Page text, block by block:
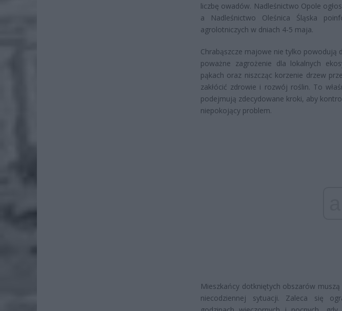
liczbę owadów. Nadleśnictwo Opole
a Nadleśnictwo Oleśnica Śląska
agrolotniczych w dniach 4-5 maja.
Chrabąszcze majowe nie tylko
poważne zagrożenie dla lokalnych
pąkach oraz niszcząc korzenie drzew
zakłócić zdrowie i rozwój roślin. To
podejmują zdecydowane kroki, aby
niepokojący problem.
Mieszkańcy dotkniętych obszarów
niecodziennej sytuacji. Zaleca się